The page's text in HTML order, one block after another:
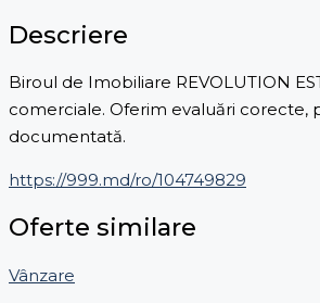
Descriere
Biroul de Imobiliare REVOLUTION
comerciale. Oferim evaluări corecte,
documentată.
https://999.md/ro/104749829
Oferte similare
Vânzare